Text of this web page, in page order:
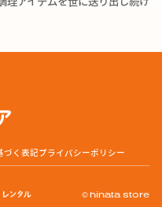
づく表記プライバシーポリシー
© hinata store